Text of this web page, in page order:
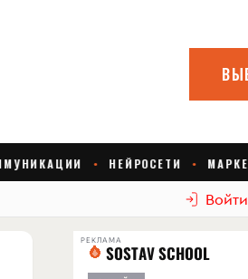
Войти
РЕКЛАМА